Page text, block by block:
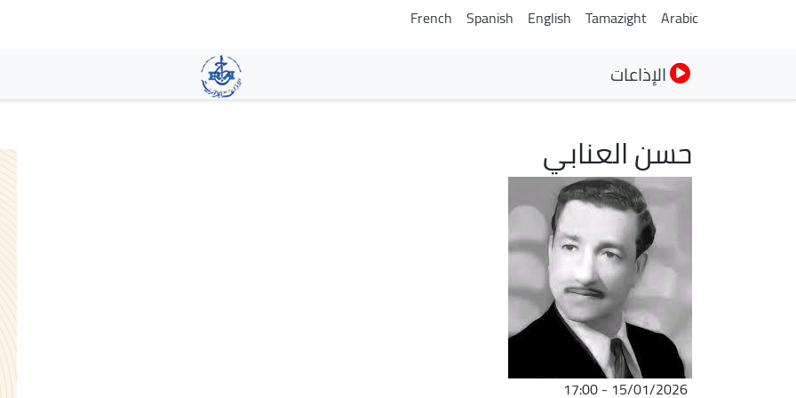
Arabic
Tamazight
English
Spanish
French
الإذاعات
حسن العنابي
الصورة
15/01/2026 - 17:00